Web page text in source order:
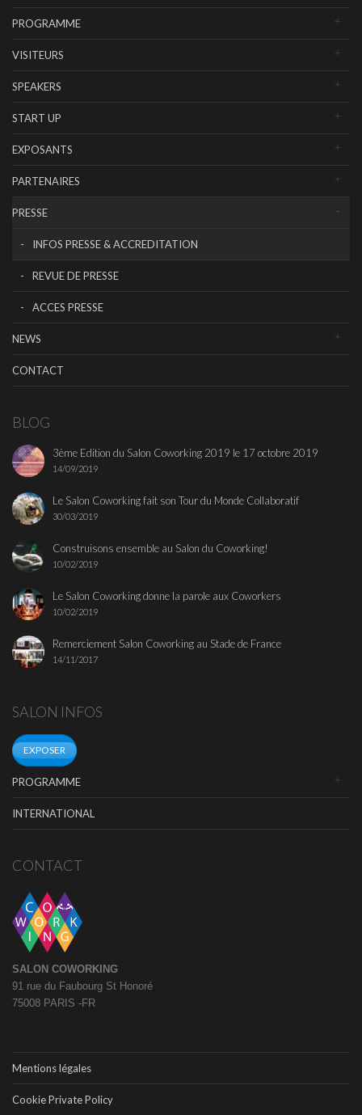
PROGRAMME
VISITEURS
SPEAKERS
START UP
EXPOSANTS
PARTENAIRES
PRESSE
INFOS PRESSE & ACCREDITATION
REVUE DE PRESSE
ACCES PRESSE
NEWS
CONTACT
BLOG
3ème Edition du Salon Coworking 2019 le 17 octobre 2019
14/09/2019
Le Salon Coworking fait son Tour du Monde Collaboratif
30/03/2019
Construisons ensemble au Salon du Coworking!
10/02/2019
Le Salon Coworking donne la parole aux Coworkers
10/02/2019
Remerciement Salon Coworking au Stade de France
14/11/2017
SALON INFOS
EXPOSER
PROGRAMME
INTERNATIONAL
CONTACT
SALON COWORKING
91 rue du Faubourg St Honoré
75008 PARIS -FR
Mentions légales
Cookie Private Policy